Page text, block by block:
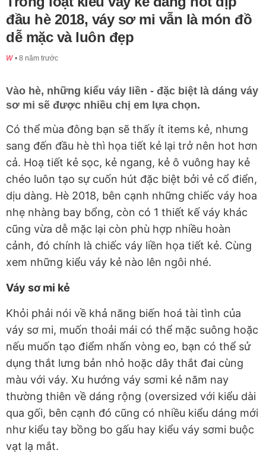
đầu hè 2018, váy sơ mi vẫn là món đồ
dễ mặc và luôn đẹp
W 8 năm trước
Vào hè, những kiểu váy liền - đặc biệt là dáng váy
sơ mi sẽ được nhiều chị em lựa chọn.
Có thể mùa đông bạn sẽ thấy ít items kẻ, nhưng
sang đến đầu hè thì họa tiết kẻ lại trở nên hot hơn
cả. Hoạ tiết kẻ sọc, kẻ ngang, kẻ ô vuông hay kẻ
chéo luôn tạo sự cuốn hút đặc biệt bởi vẻ cổ điển,
dịu dàng. Hè 2018, bên cạnh những chiếc váy hoa
nhẹ nhàng bay bổng, còn có 1 thiết kế váy khác
cũng vừa dễ mặc lại còn phù hợp nhiều hoàn
cảnh, đó chính là chiếc váy liền họa tiết kẻ. Cùng
xem những kiểu váy kẻ nào lên ngôi nhé.
Váy sơ mi kẻ
Khỏi phải nói về khả năng biến hoá tài tình của
váy sơ mi, muốn thoải mái có thể mặc suông hoặc
nếu muốn tạo điểm nhấn vòng eo, bạn có thể sử
dụng thắt lưng bản nhỏ hoặc dây thắt đai cùng
màu với váy. Xu hướng váy sơmi kẻ năm nay
thường thiên về dáng rộng (oversized với kiểu dài
qua gối, bên cạnh đó cũng có nhiều kiểu dáng mới
như kiểu tay bồng bo gấu hay kiểu váy sơmi buộc
vạt lạ mắt.